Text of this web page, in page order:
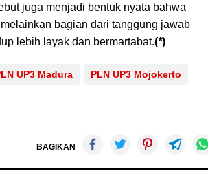
juga menjadi bentuk nyata bahwa
bagian dari tanggung jawab
lebih layak dan bermartabat.(*)
UP3 Madura PLN UP3 Mojokerto
BAGIKAN